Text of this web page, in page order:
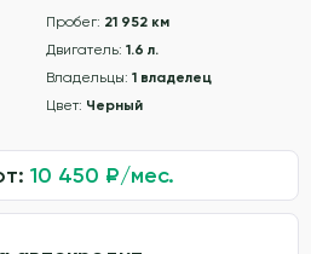
Пробег: 21 952 км
Двигатель: 1.6 л.
Владельцы: 1 владелец
Цвет: Черный
10 450 ₽/мес.